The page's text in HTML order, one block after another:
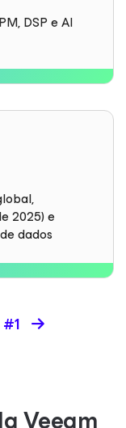
DSP e AI
2025) e
dados